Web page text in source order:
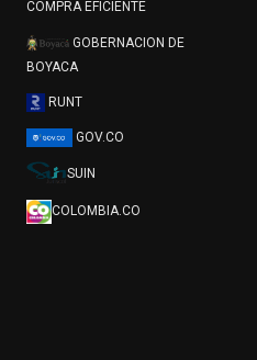
COMPRA EFICIENTE
GOBERNACION DE
BOYACA
RUNT
GOV.CO
SUIN
COLOMBIA.CO